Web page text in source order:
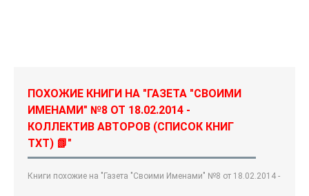
ПОХОЖИЕ КНИГИ НА "ГАЗЕТА "СВОИМИ
ИМЕНАМИ" №8 ОТ 18.02.2014 -
КОЛЛЕКТИВ АВТОРОВ (СПИСОК КНИГ
TXT) 📗"
Книги похожие на "Газета "Своими Именами" №8 от 18.02.2014 -